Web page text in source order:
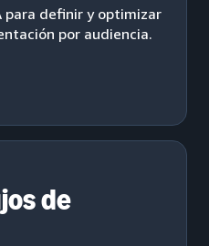
para definir y optimizar
por audiencia.
de